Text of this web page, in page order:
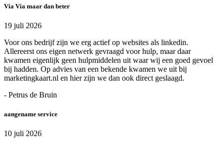
Via Via maar dan beter
19 juli 2026
Voor ons bedrijf zijn we erg actief op websites als linkedin.
Allereerst ons eigen netwerk gevraagd voor hulp, maar daar
kwamen eigenlijk geen hulpmiddelen uit waar wij een goed gevoel
bij hadden. Op advies van een bekende kwamen we uit bij
marketingkaart.nl en hier zijn we dan ook direct geslaagd.
- Petrus de Bruin
aangename service
10 juli 2026